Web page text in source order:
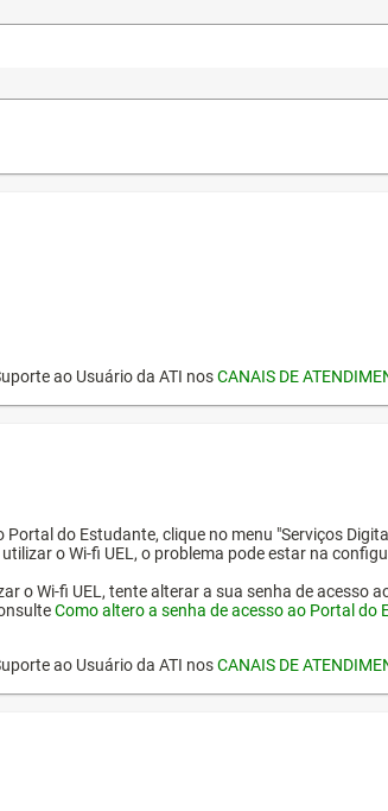
ao Usuário da ATI nosCANAIS DE
do Estudante, clique no menu "Serviços
o Wi-fi UEL, o problema pode estar na
o Wi-fi UEL, tente alterar a sua senha de acesso
Como altero a senha de acesso ao Portal do
ao Usuário da ATI nosCANAIS DE